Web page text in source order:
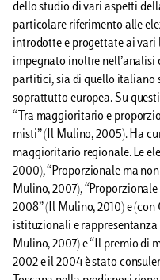
dello studio di vari aspetti
particolare riferimento alle
introdotte e progettate ai vari
impegnato inoltre nell’analisi
partitici, sia di quello italiano
soprattutto europea. Su
“Tra maggioritario e
misti” (Il Mulino, 2005). Ha
maggioritario regionale. Le
2000), “Proporzionale ma
Mulino, 2007),
2008” (Il Mulino, 2010) e
istituzionali e
Mulino, 2007) e “Il premio di
2002 e il 2004 è stato